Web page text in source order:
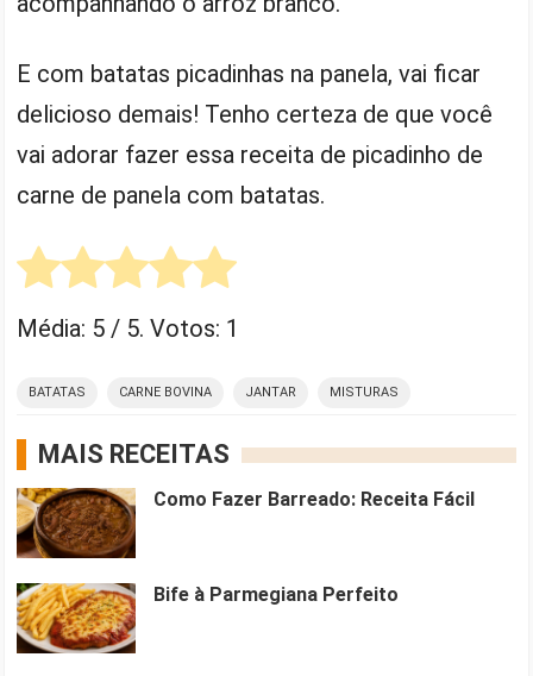
E com batatas picadinhas na panela, vai ficar
delicioso demais! Tenho certeza de que você
vai adorar fazer essa receita de picadinho de
carne de panela com batatas.
Média: 5 / 5. Votos: 1
BATATAS CARNE BOVINA JANTAR MISTURAS
MAIS RECEITAS
Como Fazer Barreado: Receita Fácil
Bife à Parmegiana Perfeito